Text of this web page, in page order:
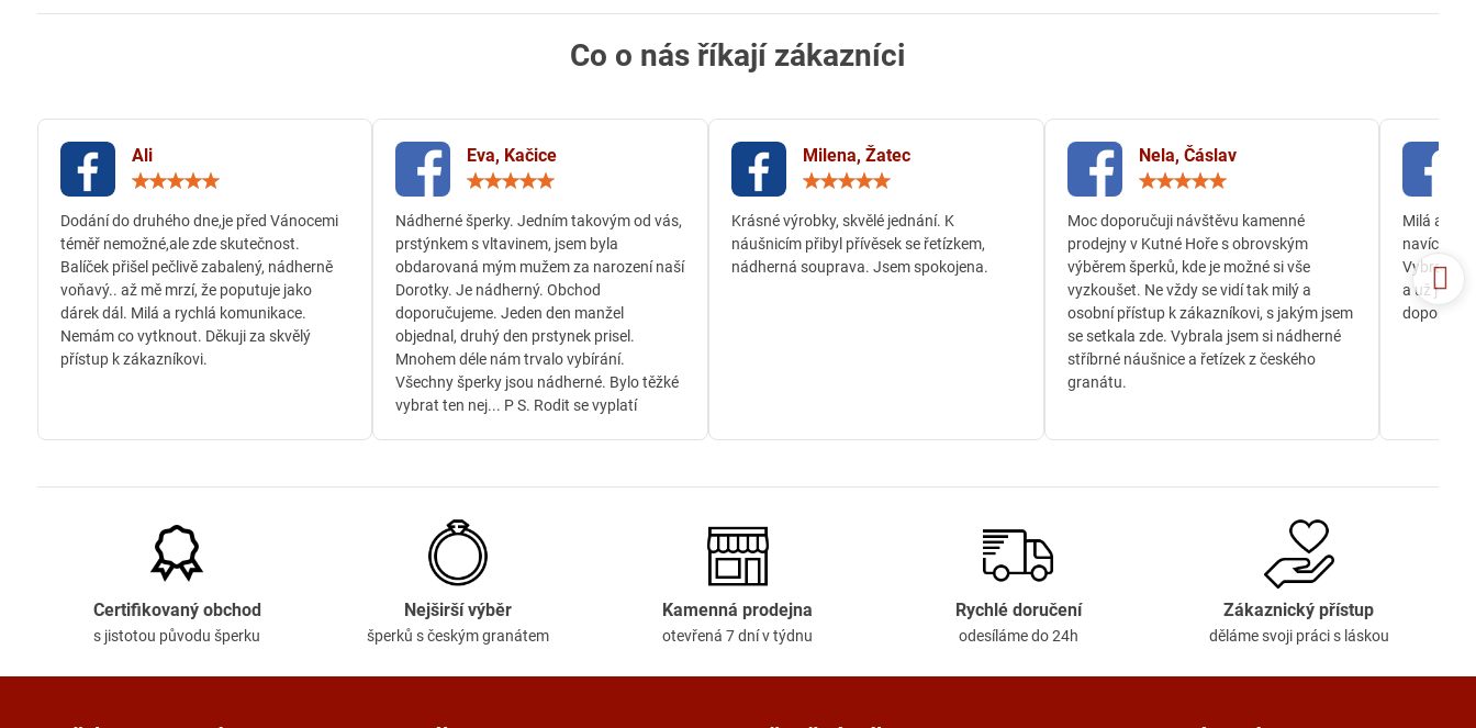
Co o nás říkají zákazníci
Ali
/
5
Dodání do druhého dne,je před Vánocemi
téměř nemožné,ale zde skutečnost.
Balíček přišel pečlivě zabalený, nádherně
voňavý.. až mě mrzí, že poputuje jako
dárek dál. Milá a rychlá komunikace.
Nemám co vytknout. Děkuji za skvělý
přístup k zákazníkovi.
Eva, Kačice
/
5
Nádherné šperky. Jedním takovým od vás,
prstýnkem s vltavinem, jsem byla
obdarovaná mým mužem za narození naší
Dorotky. Je nádherný. Obchod
doporučujeme. Jeden den manžel
objednal, druhý den prstynek prisel.
Mnohem déle nám trvalo vybírání.
Všechny šperky jsou nádherné. Bylo těžké
vybrat ten nej... P S. Rodit se vyplatí
Milena, Žatec
/
5
Krásné výrobky, skvělé jednání. K
náušnicím přibyl přívěsek se řetízkem,
nádherná souprava. Jsem spokojena.
Nela, Čáslav
/
5
Moc doporučuji návštěvu kamenné
prodejny v Kutné Hoře s obrovským
výběrem šperků, kde je možné si vše
vyzkoušet. Ne vždy se vidí tak milý a
osobní přístup k zákazníkovi, s jakým jsem
se setkala zde. Vybrala jsem si nádherné
stříbrné náušnice a řetízek z českého
granátu.
Milá a
navíc
Vybrala
a už je
Certifikovaný obchod
s jistotou původu šperku
Nejširší výběr
šperků s českým granátem
Kamenná prodejna
otevřená 7 dní v týdnu
Rychlé doručení
odesíláme do 24h
Zákaznický přístup
děláme svoji práci s láskou